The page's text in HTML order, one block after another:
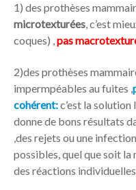
1) des prothèses
microtexturées, c’est
coques) ,pas
2)des prothèses
impermpéables au fuites ,
cohérent:c’est la
donne de bons résultats
,des rejets ou une
possibles, quel que soit
des réactions